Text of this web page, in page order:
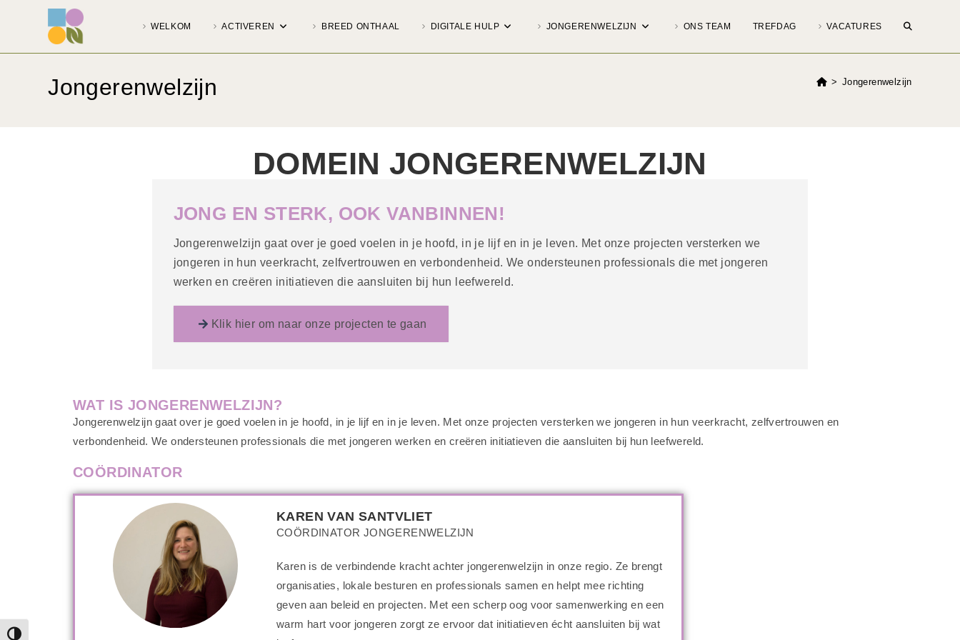
Toggle High Contrast
WELKOM ACTIVEREN BREED ONTHAAL DIGITALE HULP JONGERENWELZIJN ONS TEAM TREFDAG VACATURES
Jongerenwelzijn > Jongerenwelzijn
DOMEIN JONGERENWELZIJN
JONG EN STERK, OOK VANBINNEN!
Jongerenwelzijn gaat over je goed voelen in je hoofd, in je lijf en in je leven. Met onze projecten versterken we
jongeren in hun veerkracht, zelfvertrouwen en verbondenheid. We ondersteunen professionals die met jongeren
werken en creëren initiatieven die aansluiten bij hun leefwereld.
Klik hier om naar onze projecten te gaan
WAT IS JONGERENWELZIJN?
Jongerenwelzijn gaat over je goed voelen in je hoofd, in je lijf en in je leven. Met onze projecten versterken we jongeren in hun veerkracht, zelfvertrouwen en
verbondenheid. We ondersteunen professionals die met jongeren werken en creëren initiatieven die aansluiten bij hun leefwereld.
COÖRDINATOR
KAREN VAN SANTVLIET
COÖRDINATOR JONGERENWELZIJN
Karen is de verbindende kracht achter jongerenwelzijn in onze regio. Ze brengt
organisaties, lokale besturen en professionals samen en helpt mee richting
geven aan beleid en projecten. Met een scherp oog voor samenwerking en een
warm hart voor jongeren zorgt ze ervoor dat initiatieven écht aansluiten bij wat